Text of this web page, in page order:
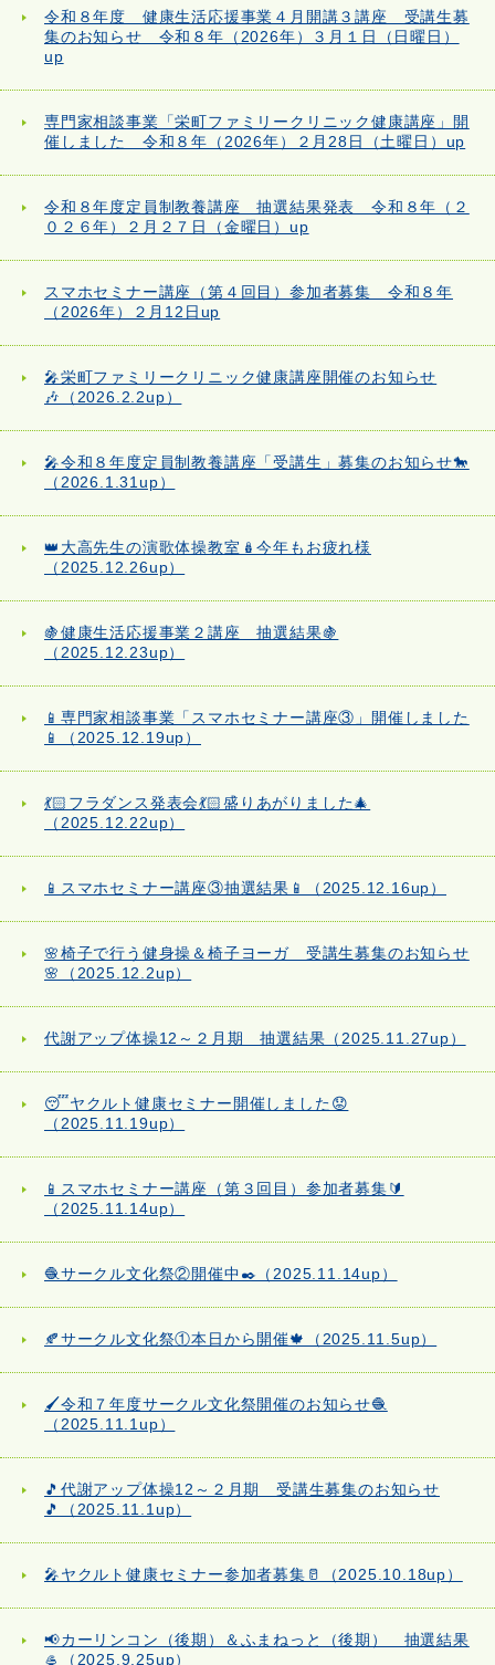
令和８年度 健康生活応援事業４月開講３講座 受講生募
集のお知らせ 令和８年（2026年）３月１日（日曜日）
up
専門家相談事業「栄町ファミリークリニック健康講座」開
催しました 令和８年（2026年）２月28日（土曜日）up
令和８年度定員制教養講座 抽選結果発表 令和８年（２
０２６年）２月２７日（金曜日）up
スマホセミナー講座（第４回目）参加者募集 令和８年
（2026年）２月12日up
🎤栄町ファミリークリニック健康講座開催のお知らせ
🎶（2026.2.2up）
🎤令和８年度定員制教養講座「受講生」募集のお知らせ🐎
（2026.1.31up）
👑大高先生の演歌体操教室🪆今年もお疲れ様
（2025.12.26up）
🍇健康生活応援事業２講座 抽選結果🍇
（2025.12.23up）
📱専門家相談事業「スマホセミナー講座③」開催しました
📱（2025.12.19up）
💃🏻フラダンス発表会💃🏻盛りあがりました🎄
（2025.12.22up）
📱スマホセミナー講座③抽選結果📱（2025.12.16up）
🌸椅子で行う健身操＆椅子ヨーガ 受講生募集のお知らせ
🌸（2025.12.2up）
代謝アップ体操12～２月期 抽選結果（2025.11.27up）
😴ヤクルト健康セミナー開催しました😟
（2025.11.19up）
📱スマホセミナー講座（第３回目）参加者募集🔰
（2025.11.14up）
🧶サークル文化祭②開催中✒️（2025.11.14up）
🍂サークル文化祭①本日から開催🍁（2025.11.5up）
🖌️令和７年度サークル文化祭開催のお知らせ🧶
（2025.11.1up）
🎵代謝アップ体操12～２月期 受講生募集のお知らせ
🎵（2025.11.1up）
🎤ヤクルト健康セミナー参加者募集🥛（2025.10.18up）
📢カーリンコン（後期）＆ふまねっと（後期） 抽選結果
🥌（2025.9.25up）